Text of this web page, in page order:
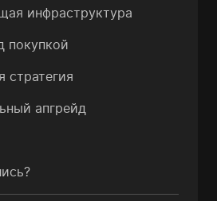
инфраструктура
покупкой
стратегия
апгрейд